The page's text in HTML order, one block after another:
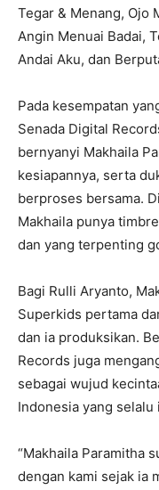
Tegar & Menang, Ojo
Angin Menuai Badai,
Andai Aku, dan
Pada kesempatan
Senada Digital
bernyanyi Makhaila
kesiapannya, serta
berproses bersama.
Makhaila punya
dan yang terpenting
Bagi Rulli Aryanto,
Superkids pertama
dan ia produksikan.
Records juga
sebagai wujud
Indonesia yang selalu
“Makhaila Paramitha
dengan kami sejak ia